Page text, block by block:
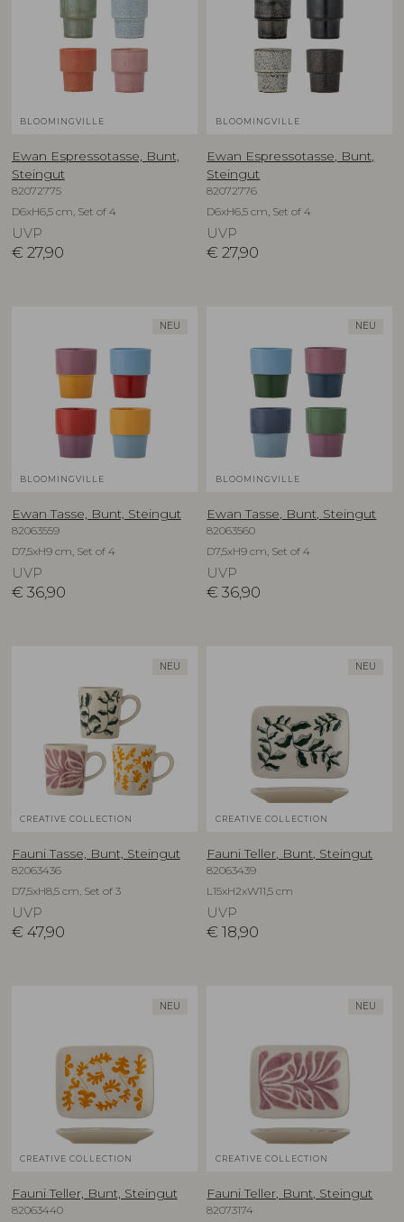
BLOOMINGVILLE
Ewan Espressotasse, Bunt,
Steingut
82072775
D6xH6,5 cm, Set of 4
UVP
€ 27,90
BLOOMINGVILLE
Ewan Espressotasse, Bunt,
Steingut
82072776
D6xH6,5 cm, Set of 4
UVP
€ 27,90
NEU
BLOOMINGVILLE
Ewan Tasse, Bunt, Steingut
82063559
D7,5xH9 cm, Set of 4
UVP
€ 36,90
NEU
BLOOMINGVILLE
Ewan Tasse, Bunt, Steingut
82063560
D7,5xH9 cm, Set of 4
UVP
€ 36,90
NEU
CREATIVE COLLECTION
Fauni Tasse, Bunt, Steingut
82063436
D7,5xH8,5 cm, Set of 3
UVP
€ 47,90
NEU
CREATIVE COLLECTION
Fauni Teller, Bunt, Steingut
82063439
L15xH2xW11,5 cm
UVP
€ 18,90
NEU
CREATIVE COLLECTION
Fauni Teller, Bunt, Steingut
82063440
NEU
CREATIVE COLLECTION
Fauni Teller, Bunt, Steingut
82073174